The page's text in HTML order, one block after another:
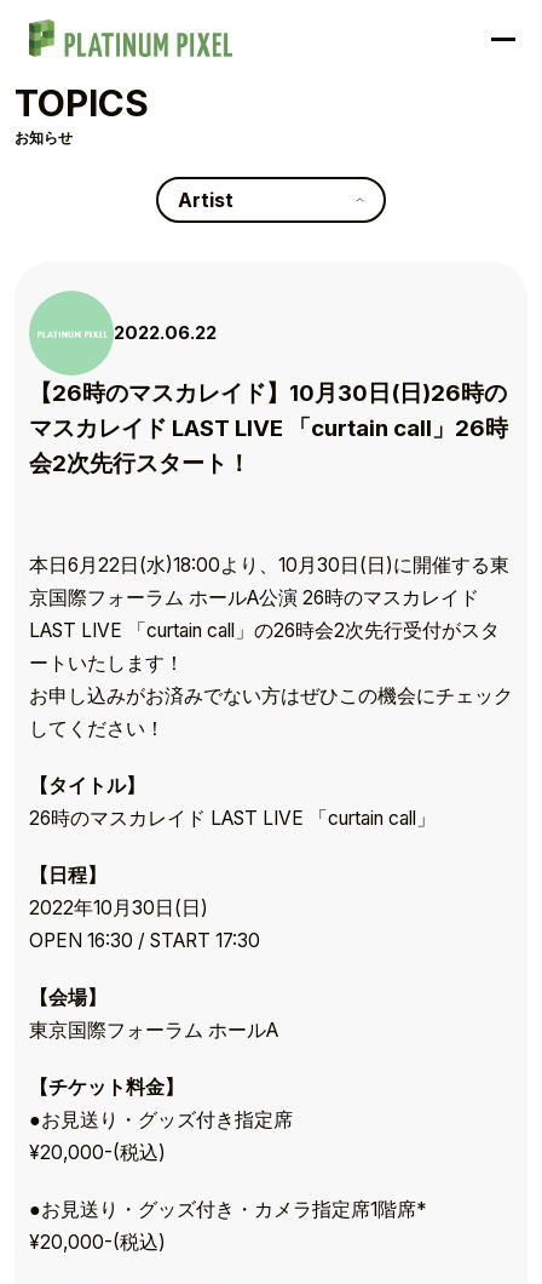
TOPICS
お知らせ
Artist
2022.06.22
【26時のマスカレイド】10月30日(日)26時の
マスカレイド LAST LIVE 「curtain call」26時
会2次先行スタート！
本日6月22日(水)18:00より、10月30日(日)に開催する東
京国際フォーラム ホールA公演 26時のマスカレイド
LAST LIVE 「curtain call」の26時会2次先行受付がスタ
ートいたします！
お申し込みがお済みでない方はぜひこの機会にチェック
してください！
【タイトル】
26時のマスカレイド LAST LIVE 「curtain call」
【日程】
2022年10月30日(日)
OPEN 16:30 / START 17:30
【会場】
東京国際フォーラム ホールA
【チケット料金】
●お見送り・グッズ付き指定席
¥20,000-(税込)
●お見送り・グッズ付き・カメラ指定席1階席*
¥20,000-(税込)